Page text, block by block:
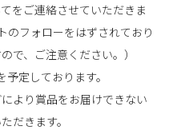
をご連絡させていただきま
のフォローをはずされており
で、ご注意ください。）
定しております。
より賞品をお届けできない
だきます。